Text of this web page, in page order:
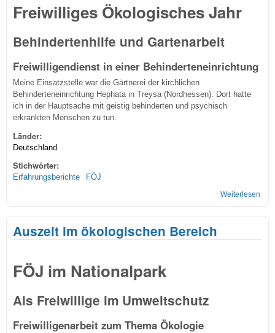
Freiwilliges Ökologisches Jahr
Behindertenhilfe und Gartenarbeit
Freiwilligendienst in einer Behinderteneinrichtung
Meine Einsatzstelle war die Gärtnerei der kirchlichen
Behinderteneinrichtung Hephata in Treysa (Nordhessen). Dort hatte
ich in der Hauptsache mit geistig behinderten und psychisch
erkrankten Menschen zu tun.
Länder:
Deutschland
Stichwörter:
Erfahrungsberichte FÖJ
Weiterlesen
Auszeit im ökologischen Bereich
FÖJ im Nationalpark
Als Freiwillige im Umweltschutz
Freiwilligenarbeit zum Thema Ökologie